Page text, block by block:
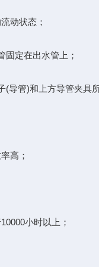
动状态；
定在出水管上；
管)和上方导管夹具
高；
小时以上；